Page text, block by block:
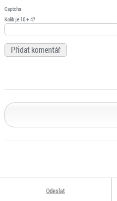
Captcha
Kolik je 10 + 4?
Odeslat